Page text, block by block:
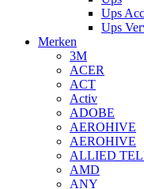
Ups
Ups
Merken
3M
ACER
ACT
Activ
ADOBE
AEROHIVE
AEROHIVE
ALLIED
AMD
ANY